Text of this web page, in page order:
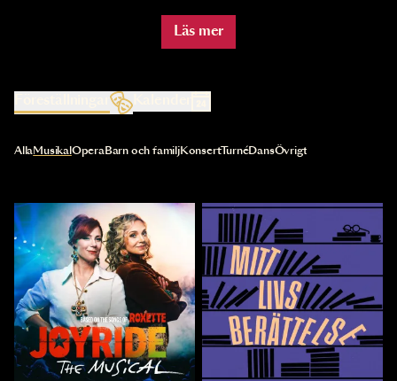
Läs mer
Kalender
Val av kategori uppdaterar innehållet automatiskt
AllaMusikal OperaBarn och familjKonsertTurnéDansÖvrigt